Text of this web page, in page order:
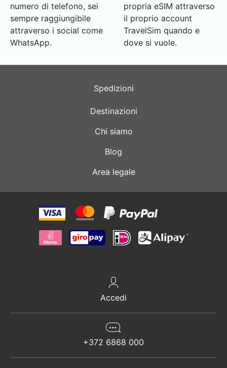
numero di telefono, sei
sempre raggiungibile
attraverso i social come
WhatsApp.
propria eSIM attraverso
il proprio account
TravelSim quando e
dove si vuole.
Spedizioni
Destinazioni
Chi siamo
Blog
Area legale
Accedi
+372 6868 000